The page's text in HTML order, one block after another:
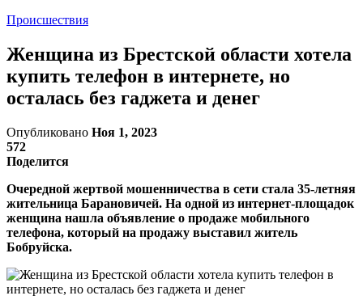
Происшествия
Женщина из Брестской области хотела
купить телефон в интернете, но
осталась без гаджета и денег
Опубликовано Ноя 1, 2023
572
Поделится
Очередной жертвой мошенничества в сети стала 35-летняя
жительница Барановичей. На одной из интернет-площадок
женщина нашла объявление о продаже мобильного
телефона, который на продажу выставил житель
Бобруйска.